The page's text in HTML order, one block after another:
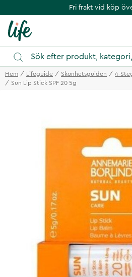
Fri frakt vid köp
Hem Lifeguide Skonhetsguiden
4-
Sun Lip Stick SPF 20 5g